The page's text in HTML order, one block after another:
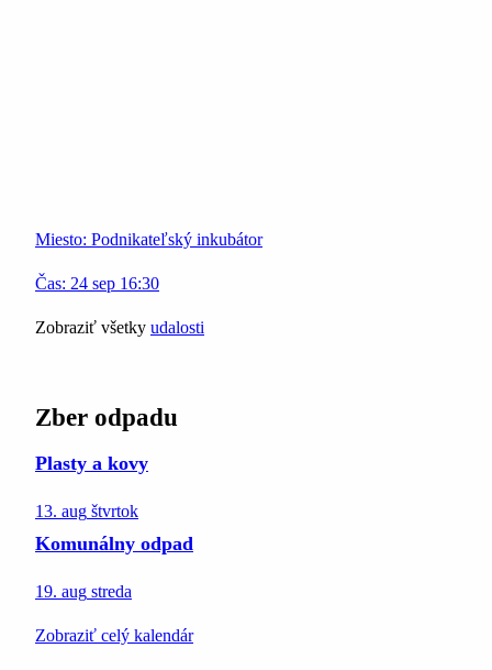
Miesto: Podnikateľský inkubátor
Čas: 24 sep 16:30
Zobraziť všetky udalosti
Zber odpadu
Plasty a kovy
13. aug štvrtok
Komunálny odpad
19. aug streda
Zobraziť celý kalendár